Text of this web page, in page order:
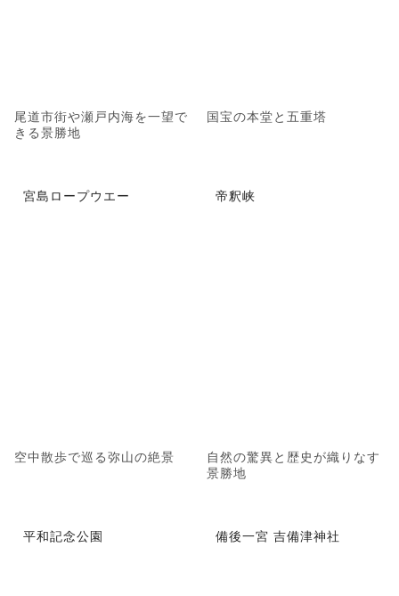
尾道市街や瀬戸内海を一望で
きる景勝地
国宝の本堂と五重塔
宮島ロープウエー
空中散歩で巡る弥山の絶景
帝釈峡
自然の驚異と歴史が織りなす
景勝地
平和記念公園 備後一宮 吉備津神社